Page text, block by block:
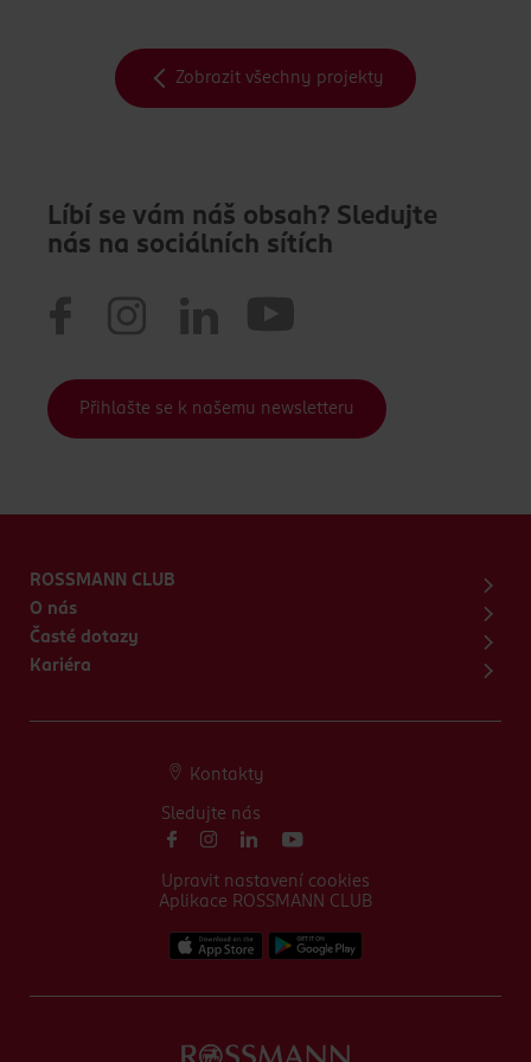
Zobrazit všechny projekty
Líbí se vám náš obsah? Sledujte
nás na sociálních sítích
Přihlašte se k našemu newsletteru
ROSSMANN CLUB
O nás
Časté dotazy
Kariéra
Aplikace ROSSMANN CLUB
Kontakty
Sledujte nás
Upravit nastavení cookies